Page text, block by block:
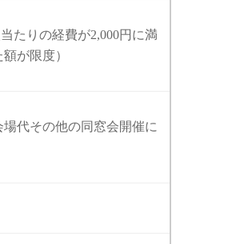
たりの経費が2,000円に満
が限度）
代その他の同窓会開催に